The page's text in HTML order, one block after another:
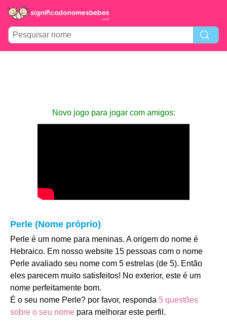
Novo jogo para jogar com amigos:
Perle (Nome próprio)
Perle é um nome para meninas. A origem do nome é
Hebraico. Em nosso website 15 pessoas com o nome
Perle avaliado seu nome com 5 estrelas (de 5). Então
eles parecem muito satisfeitos! No exterior, este é um
nome perfeitamente bom.
É o seu nome Perle? por favor, responda 5 questões
sobre o seu nome para melhorar este perfil.